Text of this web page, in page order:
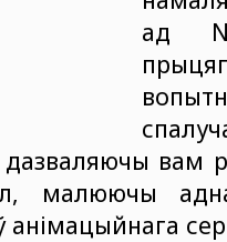
ад
дазваляючы вам
малюючы